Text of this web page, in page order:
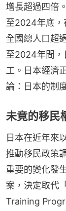
增長超過四倍
至2024年底，
全國總人口超
至2024年間，
工。日本經濟
論：日本的制
未竟的移民
日本在近年來
推動移民政策
重要的變化發
案，決定取代
Training